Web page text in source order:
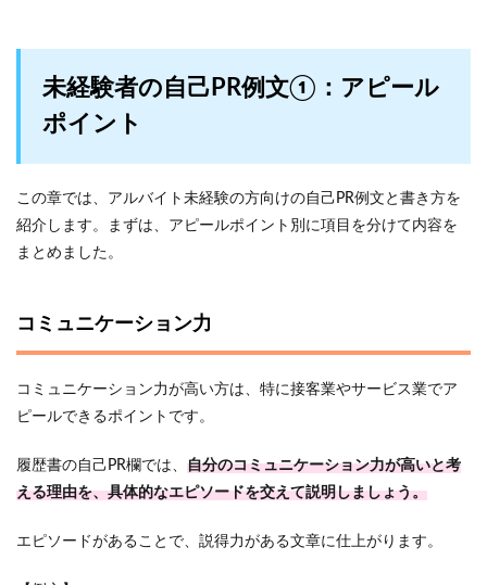
未経験者の自己PR例文①：アピール
ポイント
この章では、アルバイト未経験の方向けの自己PR例文と書き方を
紹介します。まずは、アピールポイント別に項目を分けて内容を
まとめました。
コミュニケーション力
コミュニケーション力が高い方は、特に接客業やサービス業でア
ピールできるポイントです。
履歴書の自己PR欄では、 自分のコミュニケーション力が高いと考
える理由を、具体的なエピソードを交えて説明しましょう。
エピソードがあることで、説得力がある文章に仕上がります。